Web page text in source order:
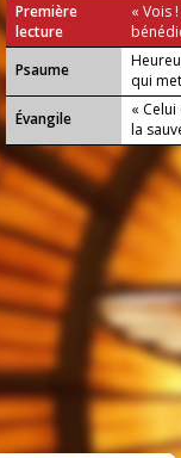
Première
lecture
« Vois
Psaume
qui
Évangile
«
la